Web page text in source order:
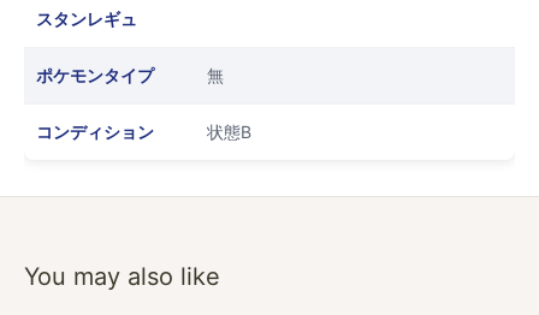
スタンレギュ
ポケモンタイプ 無
コンディション 状態B
You may also like